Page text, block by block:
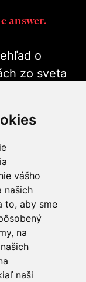
vášho
našich
to, aby sme
na
naši
answer.
o
zo sveta
spracovaním